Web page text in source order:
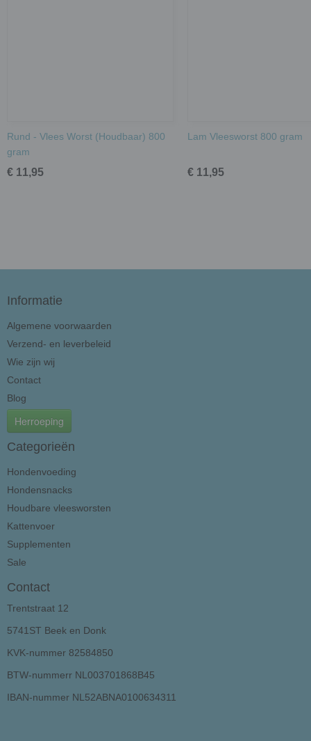
Rund - Vlees Worst (Houdbaar) 800
gram
€ 11,95
Lam Vleesworst 800 gram
€ 11,95
Informatie
Algemene voorwaarden
Verzend- en leverbeleid
Wie zijn wij
Contact
Blog
Herroeping
Categorieën
Hondenvoeding
Hondensnacks
Houdbare vleesworsten
Kattenvoer
Supplementen
Sale
Contact
Trentstraat 12
5741ST Beek en Donk
KVK-nummer 82584850
BTW-nummerr NL003701868B45
IBAN-nummer NL52ABNA0100634311